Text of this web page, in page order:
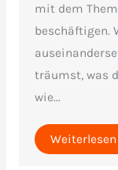
mit dem
beschäftigen.
träumst, was
wie...
Weiterlesen